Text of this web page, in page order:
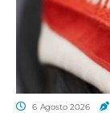
6 Agosto 2026